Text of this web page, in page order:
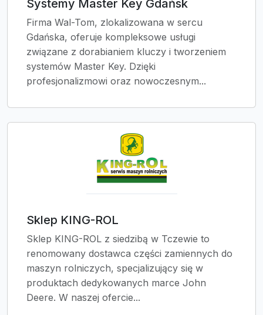
Systemy Master Key Gdańsk
Firma Wal-Tom, zlokalizowana w sercu
Gdańska, oferuje kompleksowe usługi
związane z dorabianiem kluczy i tworzeniem
systemów Master Key. Dzięki
profesjonalizmowi oraz nowoczesnym...
Sklep KING-ROL
Sklep KING-ROL z siedzibą w Tczewie to
renomowany dostawca części zamiennych do
maszyn rolniczych, specjalizujący się w
produktach dedykowanych marce John
Deere. W naszej ofercie...